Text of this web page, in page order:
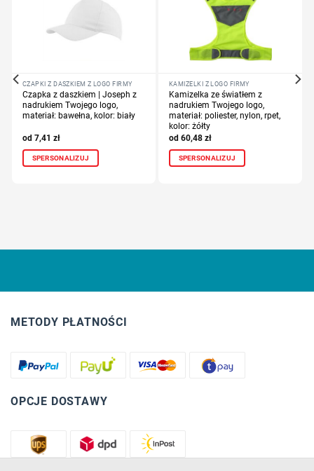
CZAPKI Z DASZKIEM Z LOGO FIRMY
Czapka z daszkiem | Joseph z
nadrukiem Twojego logo,
materiał: bawełna, kolor: biały
7,41 zł
SPERSONALIZUJ
KAMIZELKI Z LOGO FIRMY
Kamizelka ze światłem z
nadrukiem Twojego logo,
materiał: poliester, nylon, rpet,
kolor: żółty
60,48 zł
SPERSONALIZUJ
METODY PŁATNOŚCI
OPCJE DOSTAWY